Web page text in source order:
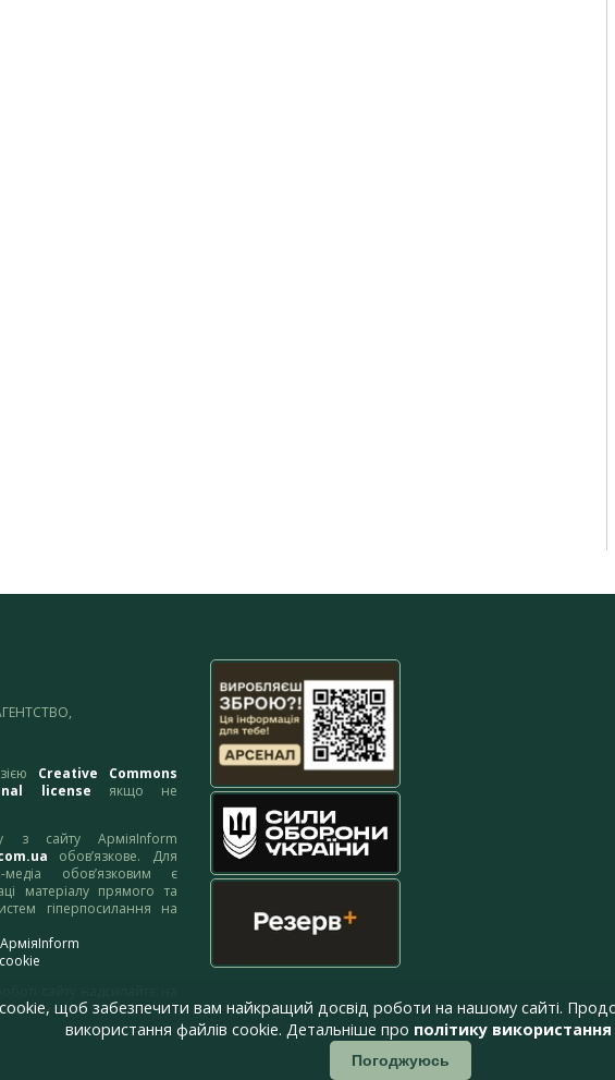
Creative Commons
license якщо не
з сайту АрміяInform
обов’язкове. Для
обов’язковим є
матеріалу прямого та
гіперпосилання на
щоб забезпечити вам найкращий досвід роботи на нашому сайті.
використання файлів cookie. Детальніше про політику
Погоджуюсь